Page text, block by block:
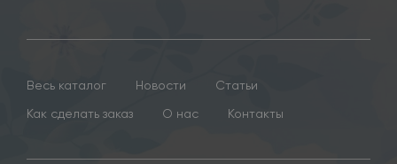
Весь каталог Новости
Статьи
Как сделать заказ
О нас Контакты